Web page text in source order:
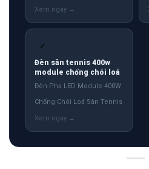
✓
Đèn sân tennis 400w
module chống chói loá
Đèn Pha LED Module 400W
Chống Chói Loá Sân Tennis